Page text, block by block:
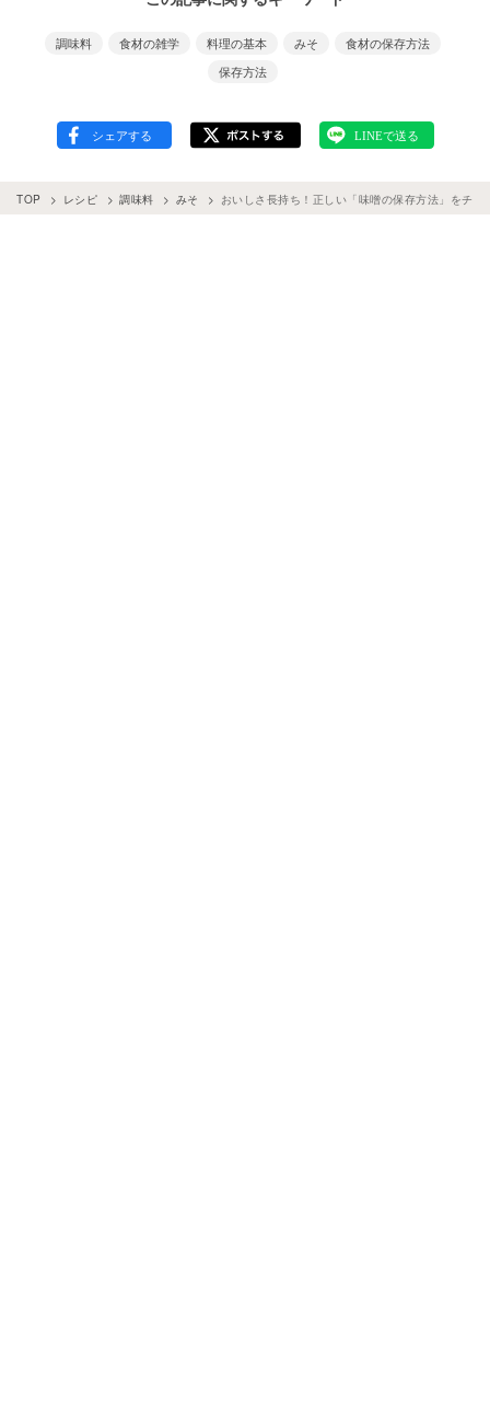
調味料 食材の雑学 料理の基本 みそ
食材の保存方法
保存方法
TOP レシピ 調味料 みそ おいしさ長持ち！正しい「味噌の保存方法」をチェ